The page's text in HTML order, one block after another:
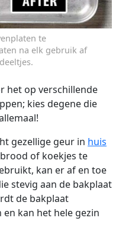
te
na elk gebruik af
het op verschillende
kies degene die
gezellige geur in huis
of koekjes te
kan er af en toe
stevig aan de bakplaat
de bakplaat
en kan het hele gezin